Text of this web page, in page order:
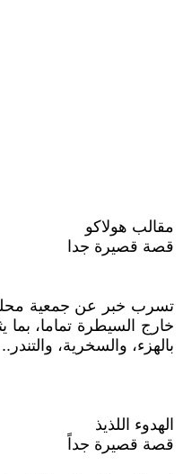
مقالب هولاكو
قصة قصيرة جدا
تسرب خبر عن جمعية
خارج السيطرة تماما،
بالهزء، والسخرية،
الهدوء اللذيذ
قصة قصيرة جداً